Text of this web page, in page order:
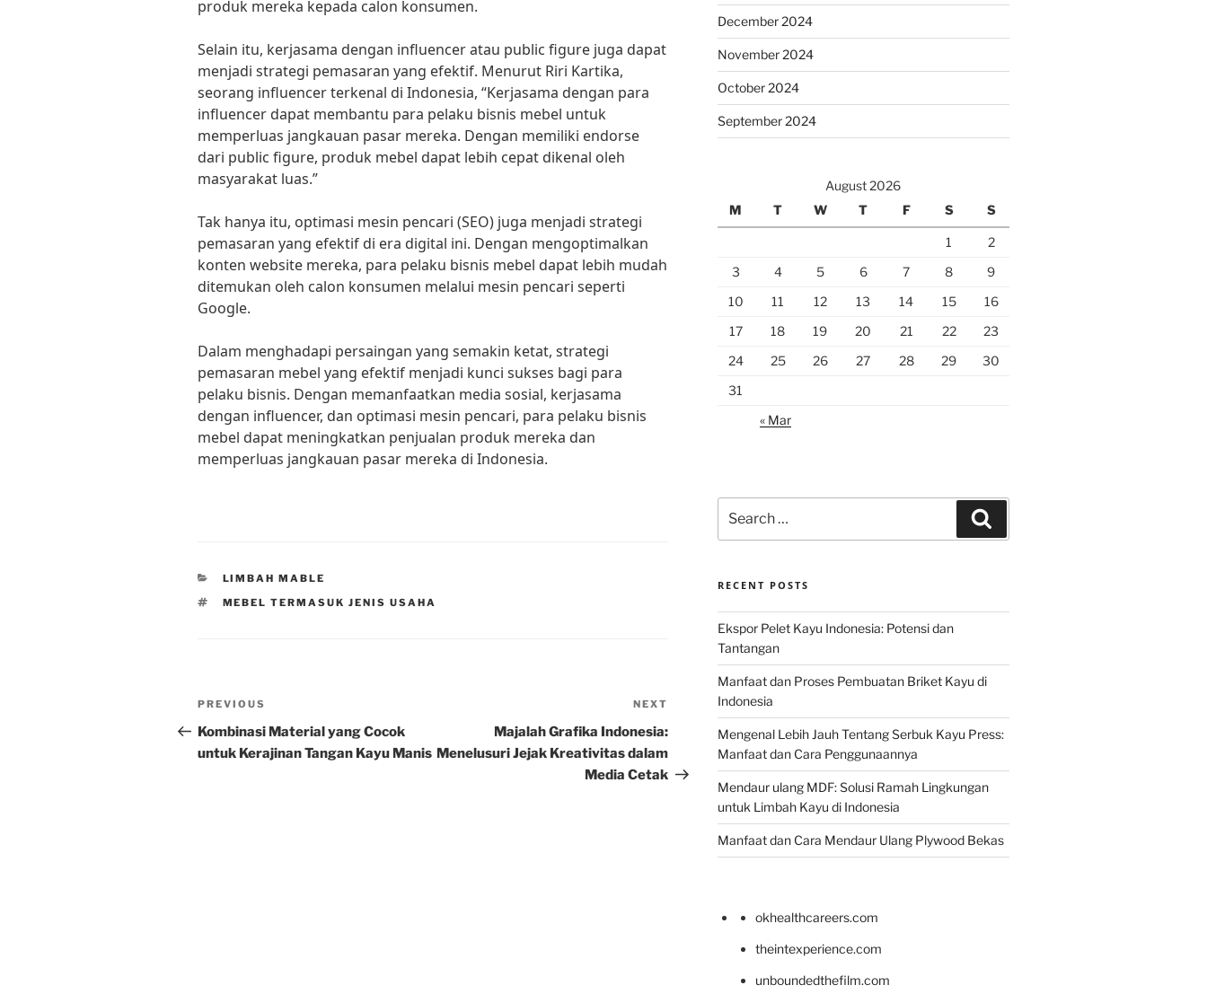
produk mereka kepada calon konsumen.
Selain itu, kerjasama dengan influencer atau public figure juga dapat
menjadi strategi pemasaran yang efektif. Menurut Riri Kartika,
seorang influencer terkenal di Indonesia, “Kerjasama dengan para
influencer dapat membantu para pelaku bisnis mebel untuk
memperluas jangkauan pasar mereka. Dengan memiliki endorse
dari public figure, produk mebel dapat lebih cepat dikenal oleh
masyarakat luas.”
Tak hanya itu, optimasi mesin pencari (SEO) juga menjadi strategi
pemasaran yang efektif di era digital ini. Dengan mengoptimalkan
konten website mereka, para pelaku bisnis mebel dapat lebih mudah
ditemukan oleh calon konsumen melalui mesin pencari seperti
Google.
Dalam menghadapi persaingan yang semakin ketat, strategi
pemasaran mebel yang efektif menjadi kunci sukses bagi para
pelaku bisnis. Dengan memanfaatkan media sosial, kerjasama
dengan influencer, dan optimasi mesin pencari, para pelaku bisnis
mebel dapat meningkatkan penjualan produk mereka dan
memperluas jangkauan pasar mereka di Indonesia.
CATEGORIES
LIMBAH MABLE
TAGS
MEBEL TERMASUK JENIS USAHA
Post
navigation
Previous
Post
PREVIOUS
Kombinasi Material yang Cocok
untuk Kerajinan Tangan Kayu Manis
Post
NEXT
Majalah Grafika Indonesia:
Menelusuri Jejak Kreativitas dalam
Media Cetak
December 2024
November 2024
October 2024
September 2024
August 2026
M
T W T F S S
1
2
3
4 5 6 7 8
9
10
11 12 13 14 15
16
17
18 19 20 21 22
23
24
25 26 27 28 29
30
31
« Mar
for:
RECENT POSTS
Ekspor Pelet Kayu Indonesia: Potensi dan
Tantangan
Manfaat dan Proses Pembuatan Briket Kayu di
Indonesia
Mengenal Lebih Jauh Tentang Serbuk Kayu Press:
Manfaat dan Cara Penggunaannya
Mendaur ulang MDF: Solusi Ramah Lingkungan
untuk Limbah Kayu di Indonesia
Manfaat dan Cara Mendaur Ulang Plywood Bekas
okhealthcareers.com
theintexperience.com
unboundedthefilm.com